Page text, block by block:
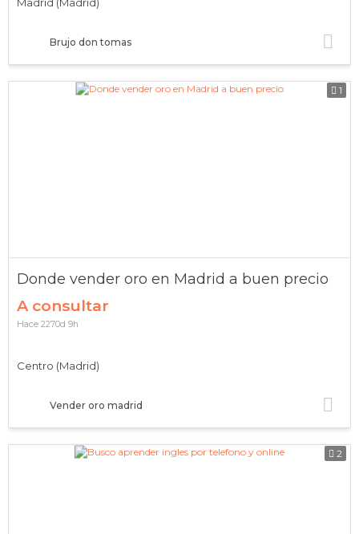
Brujo don tomas
1
Donde vender oro en Madrid a buen precio
A consultar
Vender oro madrid
Centro (Madrid)
Hace 2270d 9h
2